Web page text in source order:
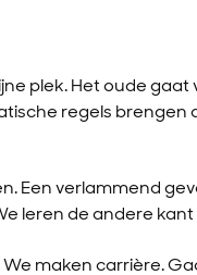
plek. Het oude
regels brengen
Een verlammend
leren de andere kant
maken carrière.